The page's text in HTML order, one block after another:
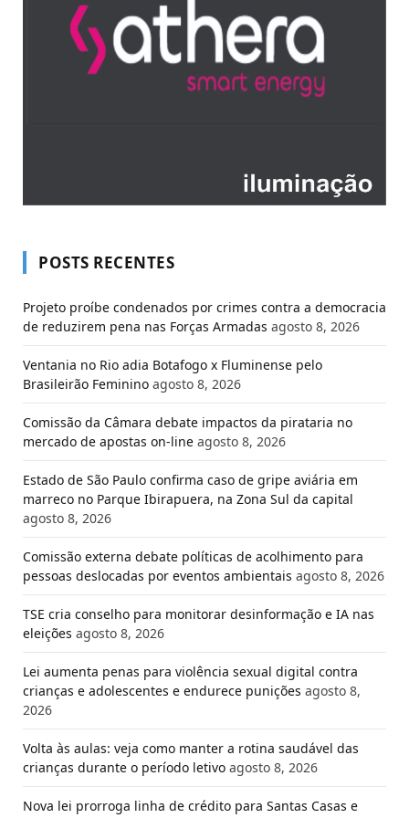
POSTS RECENTES
Projeto proíbe condenados por crimes contra a democracia
de reduzirem pena nas Forças Armadas agosto 8, 2026
Ventania no Rio adia Botafogo x Fluminense pelo
Brasileirão Feminino agosto 8, 2026
Comissão da Câmara debate impactos da pirataria no
mercado de apostas on-line agosto 8, 2026
Estado de São Paulo confirma caso de gripe aviária em
marreco no Parque Ibirapuera, na Zona Sul da capital
agosto 8, 2026
Comissão externa debate políticas de acolhimento para
pessoas deslocadas por eventos ambientais agosto 8, 2026
TSE cria conselho para monitorar desinformação e IA nas
eleições agosto 8, 2026
Lei aumenta penas para violência sexual digital contra
crianças e adolescentes e endurece punições agosto 8,
2026
Volta às aulas: veja como manter a rotina saudável das
crianças durante o período letivo agosto 8, 2026
Nova lei prorroga linha de crédito para Santas Casas e